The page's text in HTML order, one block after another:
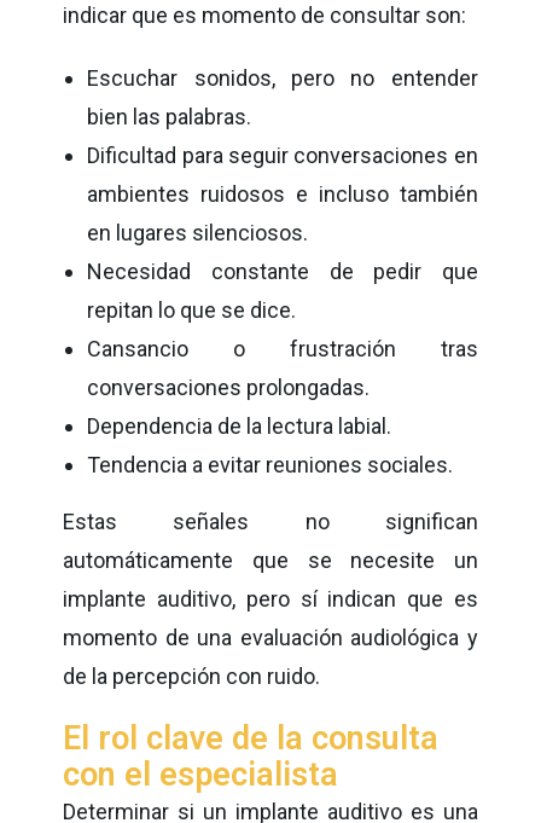
indicar que es momento de consultar son:
Escuchar sonidos, pero no entender
bien las palabras.
Dificultad para seguir conversaciones en
ambientes ruidosos e incluso también
en lugares silenciosos.
Necesidad constante de pedir que
repitan lo que se dice.
Cansancio o frustración tras
conversaciones prolongadas.
Dependencia de la lectura labial.
Tendencia a evitar reuniones sociales.
Estas señales no significan
automáticamente que se necesite un
implante auditivo, pero sí indican que es
momento de una evaluación audiológica y
de la percepción con ruido.
El rol clave de la consulta
con el especialista
Determinar si un implante auditivo es una